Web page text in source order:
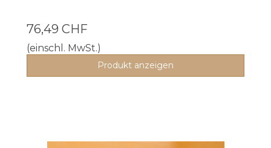
76,49 CHF
(einschl. MwSt.)
Produkt anzeigen